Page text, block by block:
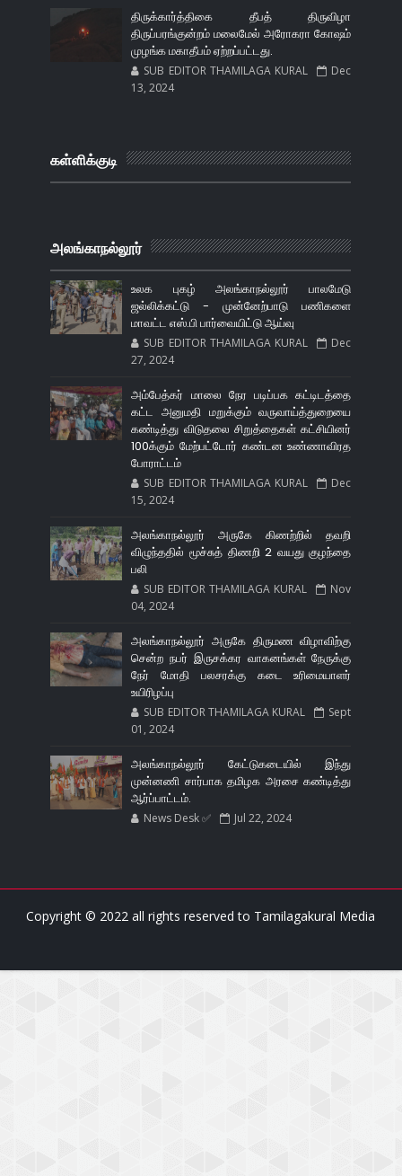
திருக்கார்த்திகை தீபத் திருவிழா
திருப்பரங்குன்றம் மலைமேல் அரோகரா கோஷம்
முழங்க மகாதீபம் ஏற்றப்பட்டது.
SUB EDITOR THAMILAGA KURAL
Dec
13, 2024
கள்ளிக்குடி
அலங்காநல்லூர்
உலக புகழ் அலங்காநல்லூர் பாலமேடு
ஜல்லிக்கட்டு - முன்னேற்பாடு பணிகளை
மாவட்ட எஸ்.பி பார்வையிட்டு ஆய்வு
SUB EDITOR THAMILAGA KURAL
Dec
27, 2024
அம்பேத்கர் மாலை நேர படிப்பக கட்டிடத்தை
கட்ட அனுமதி மறுக்கும் வருவாய்த்துறையை
கண்டித்து விடுதலை சிறுத்தைகள் கட்சியினர்
100க்கும் மேற்பட்டோர் கண்டன உண்ணாவிரத
போராட்டம்
SUB EDITOR THAMILAGA KURAL
Dec
15, 2024
அலங்காநல்லூர் அருகே கிணற்றில் தவறி
விழுந்ததில் மூச்சுத் திணறி 2 வயது குழந்தை
பலி
SUB EDITOR THAMILAGA KURAL
Nov
04, 2024
அலங்காநல்லூர் அருகே திருமண விழாவிற்கு
சென்ற நபர் இருசக்கர வாகனங்கள் நேருக்கு
நேர் மோதி பலசரக்கு கடை உரிமையாளர்
உயிரிழப்பு
SUB EDITOR THAMILAGA KURAL
Sept
01, 2024
அலங்காநல்லூர் கேட்டுகடையில் இந்து
முன்னணி சார்பாக தமிழக அரசை கண்டித்து
ஆர்ப்பாட்டம்.
News Desk ✅ Jul 22, 2024
Copyright © 2022 all rights reserved to Tamilagakural Media